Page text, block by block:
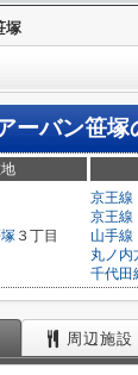
の賃貸 不動産
塚
ーバン笹塚
３丁目
京王線
京王線
山手線
丸ノ内
千代田
周辺施設